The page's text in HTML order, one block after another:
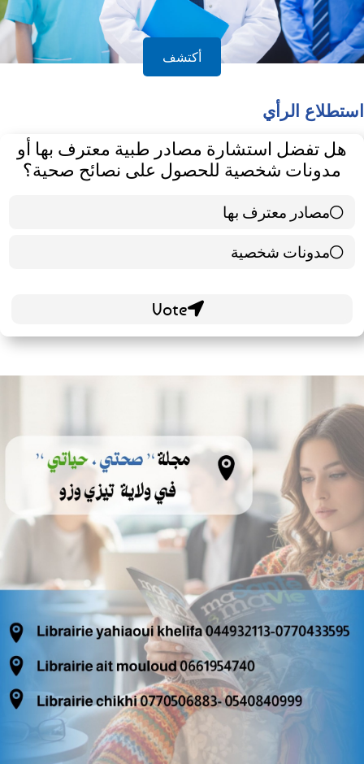
أكتشف
استطلاع الرأي
هل تفضل استشارة مصادر طبية معترف بها أو
مدونات شخصية للحصول على نصائح صحية؟
مصادر معترف بها
39 ( 65 % )
مدونات شخصية
21 ( 35 % )